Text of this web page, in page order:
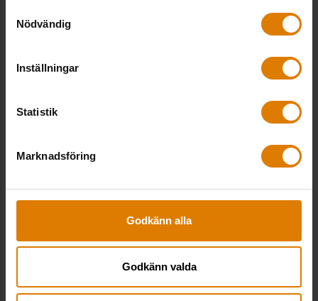
Nödvändig
Inställningar
Statistik
Marknadsföring
Godkänn alla
Godkänn valda
Besöksadress: Hornsgatan 15,